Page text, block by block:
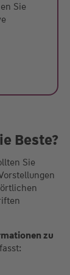
Sie
Beste?
Sie
zu